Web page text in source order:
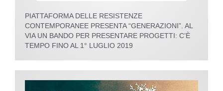
PIATTAFORMA DELLE RESISTENZE
CONTEMPORANEE PRESENTA “GENERAZIONI”. AL
VIA UN BANDO PER PRESENTARE PROGETTI: C’È
TEMPO FINO AL 1° LUGLIO 2019